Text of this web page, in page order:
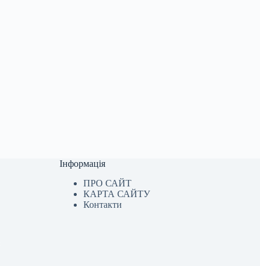
Інформація
ПРО САЙТ
КАРТА САЙТУ
Контакти